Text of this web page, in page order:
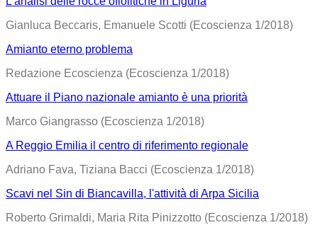
Gianluca Beccaris, Emanuele Scotti (Ecoscienza 1/2018)
Amianto eterno problema
Redazione Ecoscienza (Ecoscienza 1/2018)
Attuare il Piano nazionale amianto è una priorità
Marco Giangrasso (Ecoscienza 1/2018)
A Reggio Emilia il centro di riferimento regionale
Adriano Fava, Tiziana Bacci (Ecoscienza 1/2018)
Scavi nel Sin di Biancavilla, l'attività di Arpa Sicilia
Roberto Grimaldi, Maria Rita Pinizzotto (Ecoscienza 1/2018)